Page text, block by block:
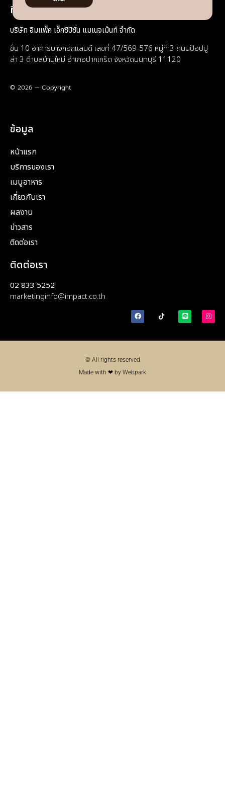
ที่อยู่
บริษัท อิมแพ็ค เอ็กซิบิชั่น แมเนจเม้นท์ จำกัด
ชั้น 10 อาคารบางกอกแลนด์ เลขที่ 47/569-576 หมู่ที่ 3 ถนนป๊อปปู
ล่า 3 ตำบลบ้านใหม่ อำเภอปากเกร็ด จังหวัดนนทบุรี 11120
© 2026 — Copyright
ข้อมูล
หน้าแรก
บริการของเรา
เมนูอาหาร
เกี่ยวกับเรา
ผลงาน
ข่าวสาร
ติดต่อเรา
ติดต่อเรา
02 833 5252
marketinginfo@impact.co.th
© All rights reserved
Made with ❤ by Webpark